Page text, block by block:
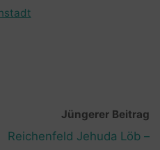
Jüngerer Beitrag
Reichenfeld Jehuda Löb –